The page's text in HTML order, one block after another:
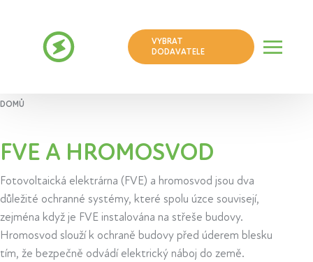
VYBRAT
DODAVATELE
DOMŮ
FVE A HROMOSVOD
Fotovoltaická elektrárna (FVE) a hromosvod jsou dva
důležité ochranné systémy, které spolu úzce souvisejí,
zejména když je FVE instalována na střeše budovy.
Hromosvod slouží k ochraně budovy před úderem blesku
tím, že bezpečně odvádí elektrický náboj do země.